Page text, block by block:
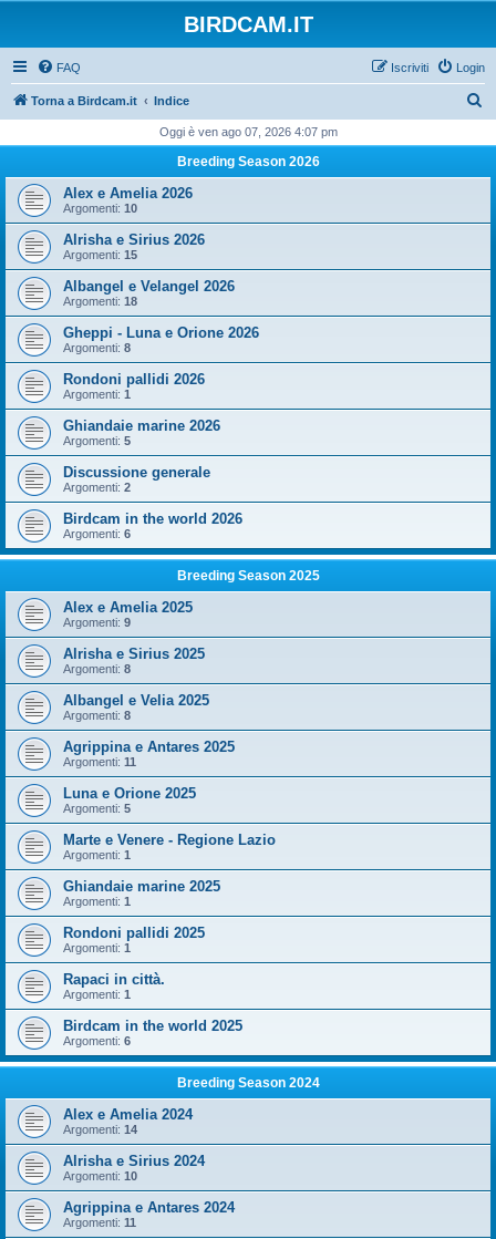
BIRDCAM.IT
FAQ Login
Iscriviti
Torna a Birdcam.it Indice
c
Oggi è ven ago 07, 2026 4:07 pm
Breeding Season 2026
Alex e Amelia 2026
Argomenti: 10
Alrisha e Sirius 2026
Argomenti: 15
Albangel e Velangel 2026
Argomenti: 18
Gheppi - Luna e Orione 2026
Argomenti: 8
Rondoni pallidi 2026
Argomenti: 1
Ghiandaie marine 2026
Argomenti: 5
Discussione generale
Argomenti: 2
Birdcam in the world 2026
Argomenti: 6
Breeding Season 2025
Alex e Amelia 2025
Argomenti: 9
Alrisha e Sirius 2025
Argomenti: 8
Albangel e Velia 2025
Argomenti: 8
Agrippina e Antares 2025
Argomenti: 11
Luna e Orione 2025
Argomenti: 5
Marte e Venere - Regione Lazio
Argomenti: 1
Ghiandaie marine 2025
Argomenti: 1
Rondoni pallidi 2025
Argomenti: 1
Rapaci in città.
Argomenti: 1
Birdcam in the world 2025
Argomenti: 6
Breeding Season 2024
Alex e Amelia 2024
Argomenti: 14
Alrisha e Sirius 2024
Argomenti: 10
Agrippina e Antares 2024
Argomenti: 11